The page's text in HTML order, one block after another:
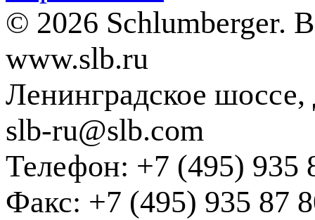
© 2026 Schlumberger.
www.slb.ru
Ленинградское
slb-ru@slb.com
Телефон: +7 (495) 935
Факс: +7 (495) 935 87